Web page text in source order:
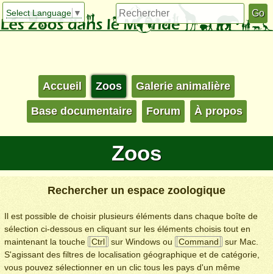
Select Language ▼
Accueil Zoos Galerie animalière
Base documentaire Forum À propos
Zoos
Rechercher un espace zoologique
Il est possible de choisir plusieurs éléments dans chaque boîte de
sélection ci-dessous en cliquant sur les éléments choisis tout en
maintenant la touche
Ctrl sur Windows ou Command
sur Mac.
S'agissant des filtres de localisation géographique et de catégorie,
vous pouvez sélectionner en un clic tous les pays d'un même